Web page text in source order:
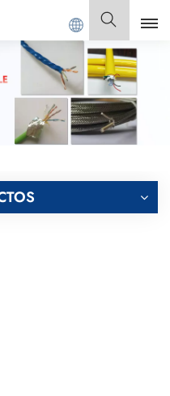
Español